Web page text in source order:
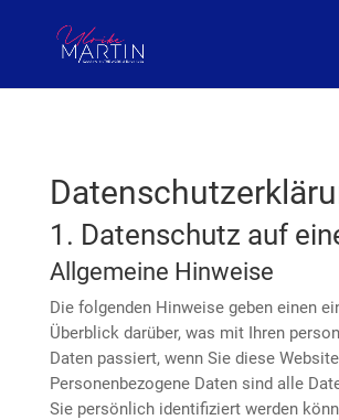
1. Datenschutz auf
Allgemeine Hinweise
Die folgenden Hinweise geben einen
Überblick darüber, was mit Ihren
Daten passiert, wenn Sie diese
Personenbezogene Daten sind alle
Sie persönlich identifiziert werden